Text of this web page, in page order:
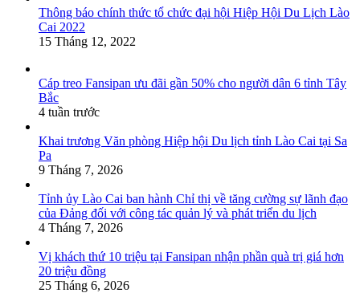
Thông báo chính thức tổ chức đại hội Hiệp Hội Du Lịch Lào
Cai 2022
15 Tháng 12, 2022
Cáp treo Fansipan ưu đãi gần 50% cho người dân 6 tỉnh Tây
Bắc
4 tuần trước
Khai trương Văn phòng Hiệp hội Du lịch tỉnh Lào Cai tại Sa
Pa
9 Tháng 7, 2026
Tỉnh ủy Lào Cai ban hành Chỉ thị về tăng cường sự lãnh đạo
của Đảng đối với công tác quản lý và phát triển du lịch
4 Tháng 7, 2026
Vị khách thứ 10 triệu tại Fansipan nhận phần quà trị giá hơn
20 triệu đồng
25 Tháng 6, 2026